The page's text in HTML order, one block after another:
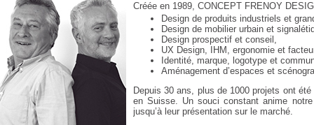
Créée en 1989, CONCEPT FRENOY
Design de produits industriels et
Design de mobilier urbain et
Design prospectif et conseil,
UX Design, IHM, ergonomie et
Identité, marque, logotype et
Aménagement d’espaces et
Depuis 30 ans, plus de 1000 projets ont
en Suisse. Un souci constant anime
jusqu’à leur présentation sur le marché.